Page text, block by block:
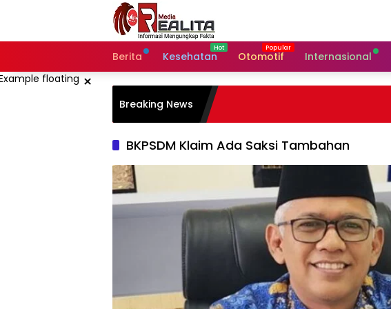
Berita Kesehatan Otomotif Internasional
×
Breaking News
BKPSDM Klaim Ada Saksi Tambahan